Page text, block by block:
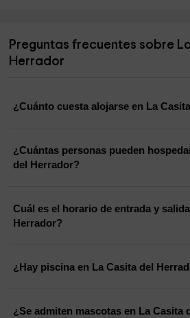
Preguntas frecuentes sobre
Herrador
¿Cuánto cuesta alojarse en La
¿Cuántas personas pueden
del Herrador?
Cuál es el horario de entrada y salida de La
Herrador?
¿Hay piscina en La Casita del
¿Se admiten mascotas en La Casita